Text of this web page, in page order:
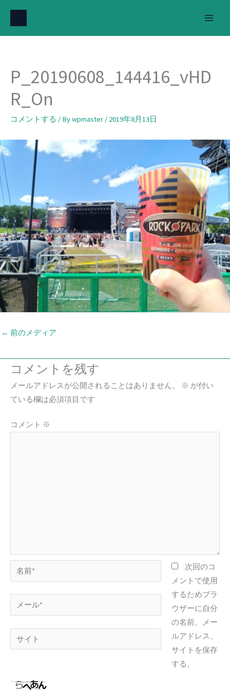
を
P_20190608_144416_vHD
R_On
コメントする / Bywpmaster / 2019年8月13日
← 前のメディア
コメントを残す
メールアドレスが公開されることはありません。 ※ が付い
ている欄は必須項目です
コメント ※
前
*
ー
ル
イ
次回のコ
メントで使用
するためブラ
ウザーに自分
の名前、メー
ルアドレス、
サイトを保存
する。